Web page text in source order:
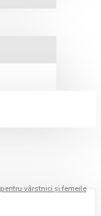
vârstnici şi femeile